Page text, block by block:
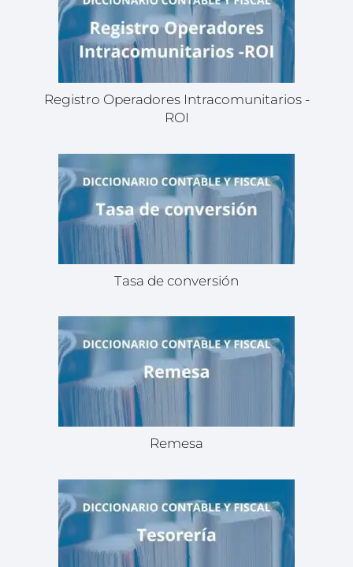
Registro Operadores Intracomunitarios -
ROI
Tasa de conversión
Remesa